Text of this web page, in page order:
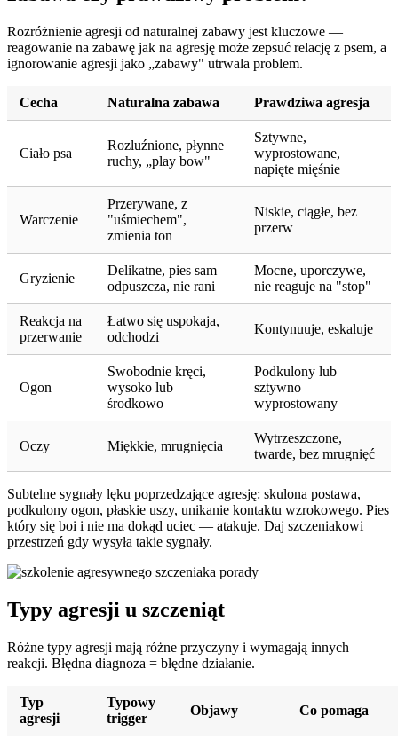
Rozróżnienie agresji od naturalnej zabawy jest kluczowe —
reagowanie na zabawę jak na agresję może zepsuć relację z psem, a
ignorowanie agresji jako „zabawy" utrwala problem.
Cecha Naturalna zabawa Prawdziwa agresja
Ciało psa
Rozluźnione, płynne
ruchy, „play bow"
Sztywne,
wyprostowane,
napięte mięśnie
Warczenie
Przerywane, z
"uśmiechem",
zmienia ton
Niskie, ciągłe, bez
przerw
Gryzienie
Delikatne, pies sam
odpuszcza, nie rani
Mocne, uporczywe,
nie reaguje na "stop"
Reakcja na
przerwanie
Łatwo się uspokaja,
odchodzi
Kontynuuje, eskaluje
Ogon
Swobodnie kręci,
wysoko lub
środkowo
Podkulony lub
sztywno
wyprostowany
Oczy Miękkie, mrugnięcia
Wytrzeszczone,
twarde, bez mrugnięć
Subtelne sygnały lęku poprzedzające agresję: skulona postawa,
podkulony ogon, płaskie uszy, unikanie kontaktu wzrokowego. Pies
który się boi i nie ma dokąd uciec — atakuje. Daj szczeniakowi
przestrzeń gdy wysyła takie sygnały.
Typy agresji u szczeniąt
Różne typy agresji mają różne przyczyny i wymagają innych
reakcji. Błędna diagnoza = błędne działanie.
Typ
agresji
Typowy
trigger
Objawy Co pomaga